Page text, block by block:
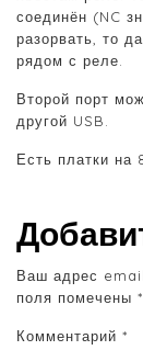
соединён (NC
разорвать, то
рядом с реле.
Второй порт
другой USB.
Есть платки на
Ваш адрес email
поля помечены *
Комментарий *